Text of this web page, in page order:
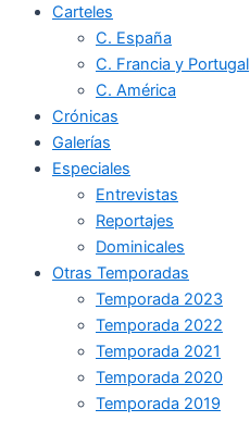
Carteles
C. España
C. Francia y Portugal
C. América
Crónicas
Galerías
Especiales
Entrevistas
Reportajes
Dominicales
Otras Temporadas
Temporada 2023
Temporada 2022
Temporada 2021
Temporada 2020
Temporada 2019